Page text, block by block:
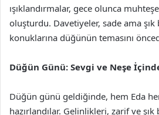
ışıklandırmalar, gece olunca
oluşturdu. Davetiyeler, sade ama şık
konuklarına düğünün temasını
Düğün Günü: Sevgi ve Neşe
Düğün günü geldiğinde, hem Eda
hazırlandılar. Gelinlikleri, zarif ve şık